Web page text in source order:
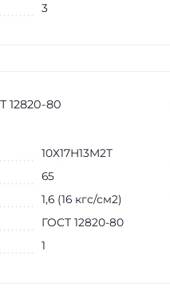
3
12820-80
10Х17Н13М2Т
65
1,6 (16 кгс/см2)
ГОСТ 12820-80
1